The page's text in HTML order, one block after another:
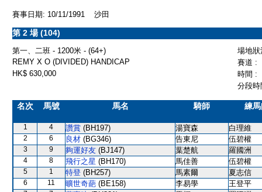
賽事日期: 10/11/1991 沙田
第 2 場 (104)
第一、二班 - 1200米 - (64+)
場地
REMY X O (DIVIDED) HANDICAP
賽道 :
HK$ 630,000
時間 :
分段
名次 馬號 馬名 騎師 練
1 4 讚賞 (BH197) 湯寶森 白理維
2 6 良材 (BG346) 告東尼 伍碧權
3 9 夠運好友 (BJ147) 葉楚航 羅國洲
4 8 飛行之星 (BH170) 馬佳善 伍碧權
5 1 特登 (BH257) 馬素爾 夏志信
6 11 曠世奇葩 (BE158) 李易學 王登平